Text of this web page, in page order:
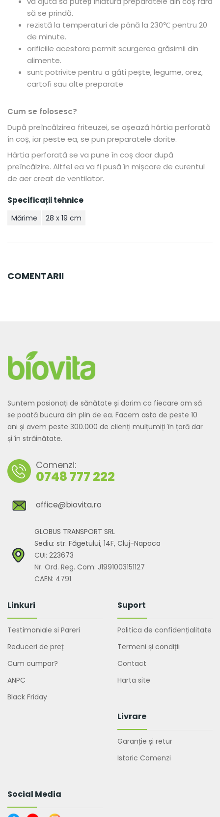
să se prindă.
rezistă la temperaturi de până la 230℃ pentru 20
de minute.
orificiile acestora permit scurgerea grăsimii din
alimente.
sunt potrivite pentru a găti pește, legume, orez,
cartofi sau alte preparate
Cum se folosesc?
După preîncălzirea friteuzei, se așează hârtia perforată
în coș, iar peste ea, se pun preparatele dorite.
Hârtia perforată se va pune în coș doar după
preîncălzire. Altfel ea va fi pusă în mișcare de curentul
de aer creat de ventilator.
Specificații tehnice
Mărime 28 x 19 cm
COMENTARII
Suntem pasionați de sănătate și dorim ca fiecare om să
se poată bucura din plin de ea. Facem asta de peste 10
ani și avem peste 300.000 de clienți mulțumiți în țară dar
și în străinătate.
Comenzi:
0748 777 222
office@biovita.ro
GLOBUS TRANSPORT SRL
Sediu: str. Făgetului, 14F, Cluj-Napoca
CUI: 223673
Nr. Ord. Reg. Com: J1991003151127
CAEN: 4791
Linkuri
Testimoniale si Pareri
Reduceri de preț
Cum cumpar?
ANPC
Black Friday
Suport
Politica de confidențialitate
Termeni și condiții
Contact
Harta site
Livrare
Garanție și retur
Istoric Comenzi
Social Media